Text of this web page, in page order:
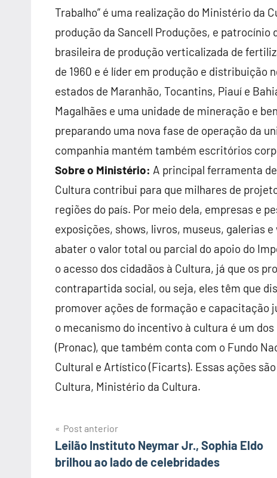
Trabalho” é uma realização do Ministério da
produção da Sancell Produções, e patrocínio
brasileira de produção verticalizada de
de 1960 e é líder em produção e distribuição
estados de Maranhão, Tocantins, Piauí e
Magalhães e uma unidade de mineração e
preparando uma nova fase de operação da
companhia mantém também escritórios
Sobre o Ministério: A principal ferramenta
Cultura contribui para que milhares de
regiões do país. Por meio dela, empresas e
exposições, shows, livros, museus, galerias
abater o valor total ou parcial do apoio do
o acesso dos cidadãos à Cultura, já que os
contrapartida social, ou seja, eles têm que
promover ações de formação e capacitação
o mecanismo do incentivo à cultura é um
(Pronac), que também conta com o Fundo
Cultural e Artístico (Ficarts). Essas ações
Cultura, Ministério da Cultura.
Navegação
de
Post anterior
Leilão Instituto Neymar Jr., Sophia Eldo
brilhou ao lado de celebridades